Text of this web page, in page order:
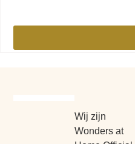
Wij zijn
Wonders at